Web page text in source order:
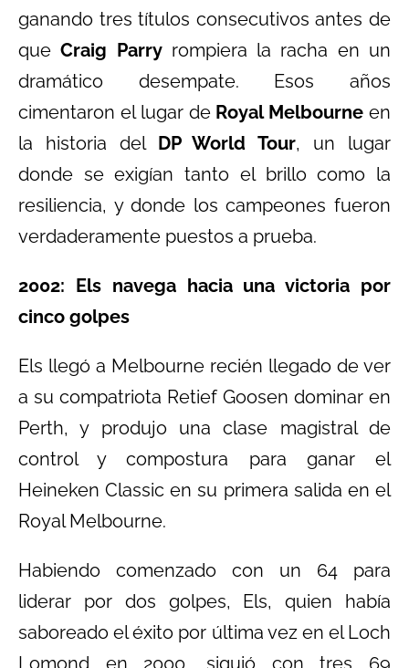
ganando tres títulos consecutivos antes de
queCraig Parryrompiera la racha en un
dramático desempate. Esos años
cimentaron el lugar de Royal Melbourne en
la historia del DP World Tour, un lugar
donde se exigían tanto el brillo como la
resiliencia, y donde los campeones fueron
verdaderamente puestos a prueba.
2002: Els navega hacia una victoria por
cinco golpes
Els llegó a Melbourne recién llegado de ver
a su compatriota Retief Goosen dominar en
Perth, y produjo una clase magistral de
control y compostura para ganar el
Heineken Classic en su primera salida en el
Royal Melbourne.
Habiendo comenzado con un 64 para
liderar por dos golpes, Els, quien había
saboreado el éxito por última vez en el Loch
Lomond en 2000, siguió con tres 69